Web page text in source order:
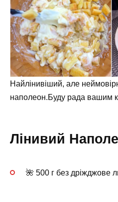
Найлінивіший, але
наполеон.Буду рада вашим
Лінивий
🌺 500 г без дріжджове